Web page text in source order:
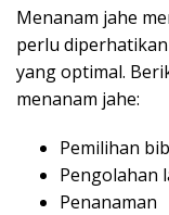
Menanam jahe
perlu
yang optimal.
menanam jahe:
Pemilihan
Pengolahan
Penanaman